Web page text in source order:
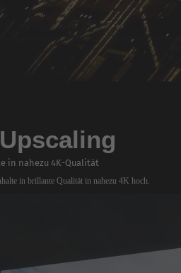
in nahezu 4K-Qualität
in brillante Qualität in nahezu 4K hoch.